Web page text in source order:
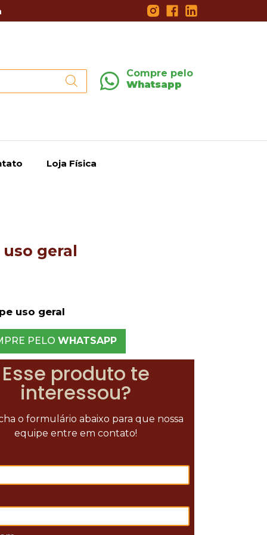
Compre pelo
Whatsapp
Loja Física
geral
uso geral
PELO WHATSAPP
Esse produto te
interessou?
o formulário abaixo para que nossa
equipe entre em contato!